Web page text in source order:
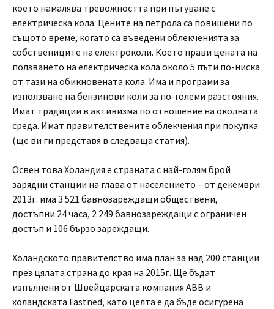
което намалява тревожността при пътуване с
електрическа кола. Цените на петрола са повишени по
същото време, когато са въведени облекченията за
собствениците на електроколи. Което прави цената на
ползването на електрическа кола около 5 пъти по-ниска
от тази на обикновената кола. Има и програми за
използване на бензинови коли за по-големи разстояния.
Имат традиции в активизма по отношение на околната
среда. Имат правителствените облекчения при покупка
(ще ви ги представя в следваща статия).
Освен това Холандия е страната с най-голям брой
зарядни станции на глава от населението – от декември
2013г. има 3 521 бавнозареждащи обществени,
достъпни 24 часа, 2 249 бавнозареждащи с ограничен
достъп и 106 бързо зареждащи.
Холандското правителство има план за над 200 станции
през цялата страна до края на 2015г. Ще бъдат
изпълнени от Швейцарската компания ABB и
холандската Fastned, като целта е да бъде осигурена